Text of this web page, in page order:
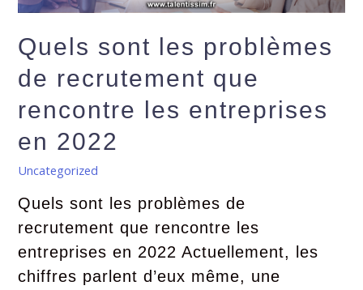
Quels sont les problèmes
de recrutement que
rencontre les entreprises
en 2022
Uncategorized
Quels sont les problèmes de
recrutement que rencontre les
entreprises en 2022 Actuellement, les
chiffres parlent d’eux même, une